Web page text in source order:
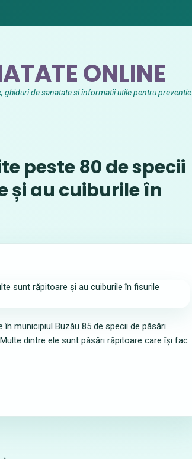
ONLINE
ghiduri de sanatate si informatii utile pentru preventie
peste 80 de specii
și au cuiburile în
municipiul Buzău 85 de specii de păsări
dintre ele sunt păsări răpitoare care își fac